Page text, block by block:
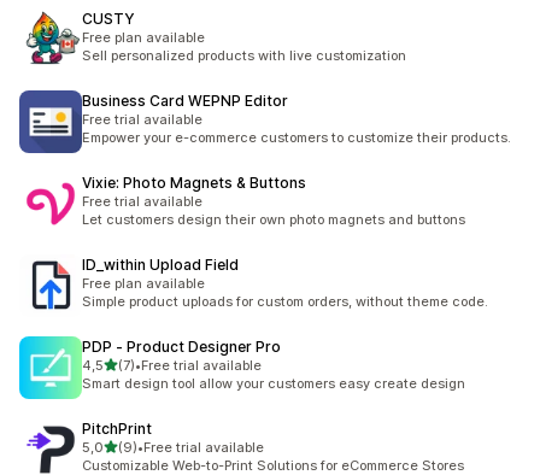
CUSTY
Free plan available
Sell personalized products with live customization
Business Card WEPNP Editor
Free trial available
Empower your e-commerce customers to customize their products.
Vixie: Photo Magnets & Buttons
Free trial available
Let customers design their own photo magnets and buttons
ID_within Upload Field
Free plan available
Simple product uploads for custom orders, without theme code.
PDP ‑ Product Designer Pro
4,5na 5 gwiazdek
(7)
Łączna liczba recenzji: 7
•Free trial available
Smart design tool allow your customers easy create design
PitchPrint
5,0na 5 gwiazdek
(9)
Łączna liczba recenzji: 9
•Free trial available
Customizable Web-to-Print Solutions for eCommerce Stores